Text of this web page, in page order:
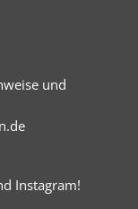
und
Instagram!